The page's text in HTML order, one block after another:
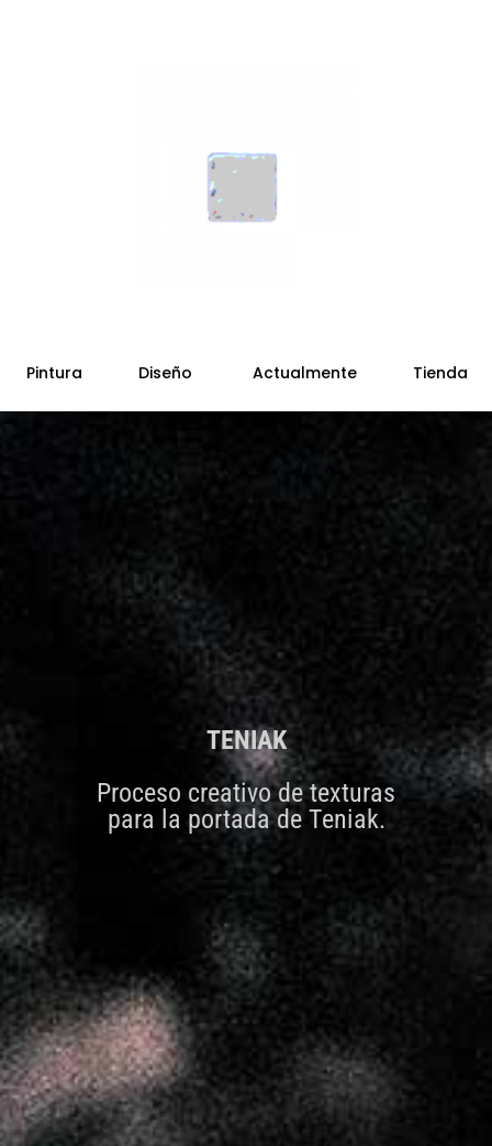
Pintura Diseño Actualmente Tienda
TENIAK
Proceso creativo de texturas
para la portada de Teniak.